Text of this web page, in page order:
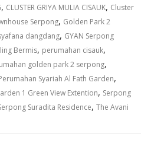
, CLUSTER GRIYA MULIA CISAUK, Cluster
Serpong, Golden Park 2
dangdang, GYAN Serpong
Bermis, perumahan cisauk,
golden park 2 serpong,
Syariah Al Fath Garden,
1 Green View Extention, Serpong
Suradita Residence, The Avani